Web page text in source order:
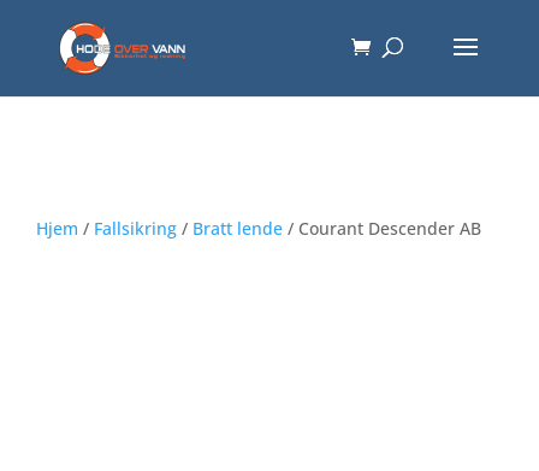
Hjem / Fallsikring / Bratt lende / Courant Descender AB